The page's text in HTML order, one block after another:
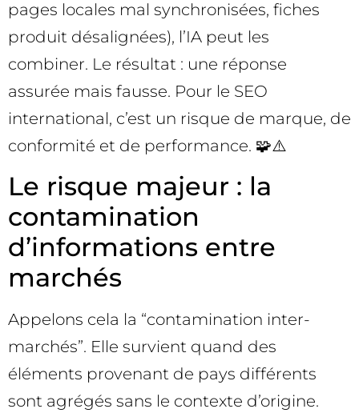
pages locales mal synchronisées, fiches
produit désalignées), l’IA peut les
combiner. Le résultat : une réponse
assurée mais fausse. Pour le SEO
international, c’est un risque de marque, de
conformité et de performance. 🧩⚠️
Le risque majeur : la
contamination
d’informations entre
marchés
Appelons cela la “contamination inter-
marchés”. Elle survient quand des
éléments provenant de pays différents
sont agrégés sans le contexte d’origine.